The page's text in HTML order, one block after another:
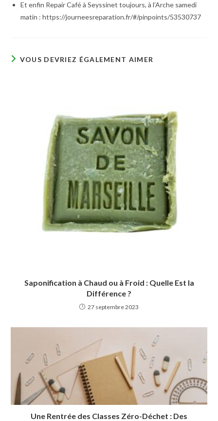
Et enfin Repair Café à Seyssinet toujours, à l’Arche samedi
matin : https://journeesreparation.fr/#/pinpoints/53530737
VOUS DEVRIEZ ÉGALEMENT AIMER
Saponification à Chaud ou à Froid : Quelle Est la
Différence ?
27 septembre 2023
Une Rentrée des Classes Zéro-Déchet : Des